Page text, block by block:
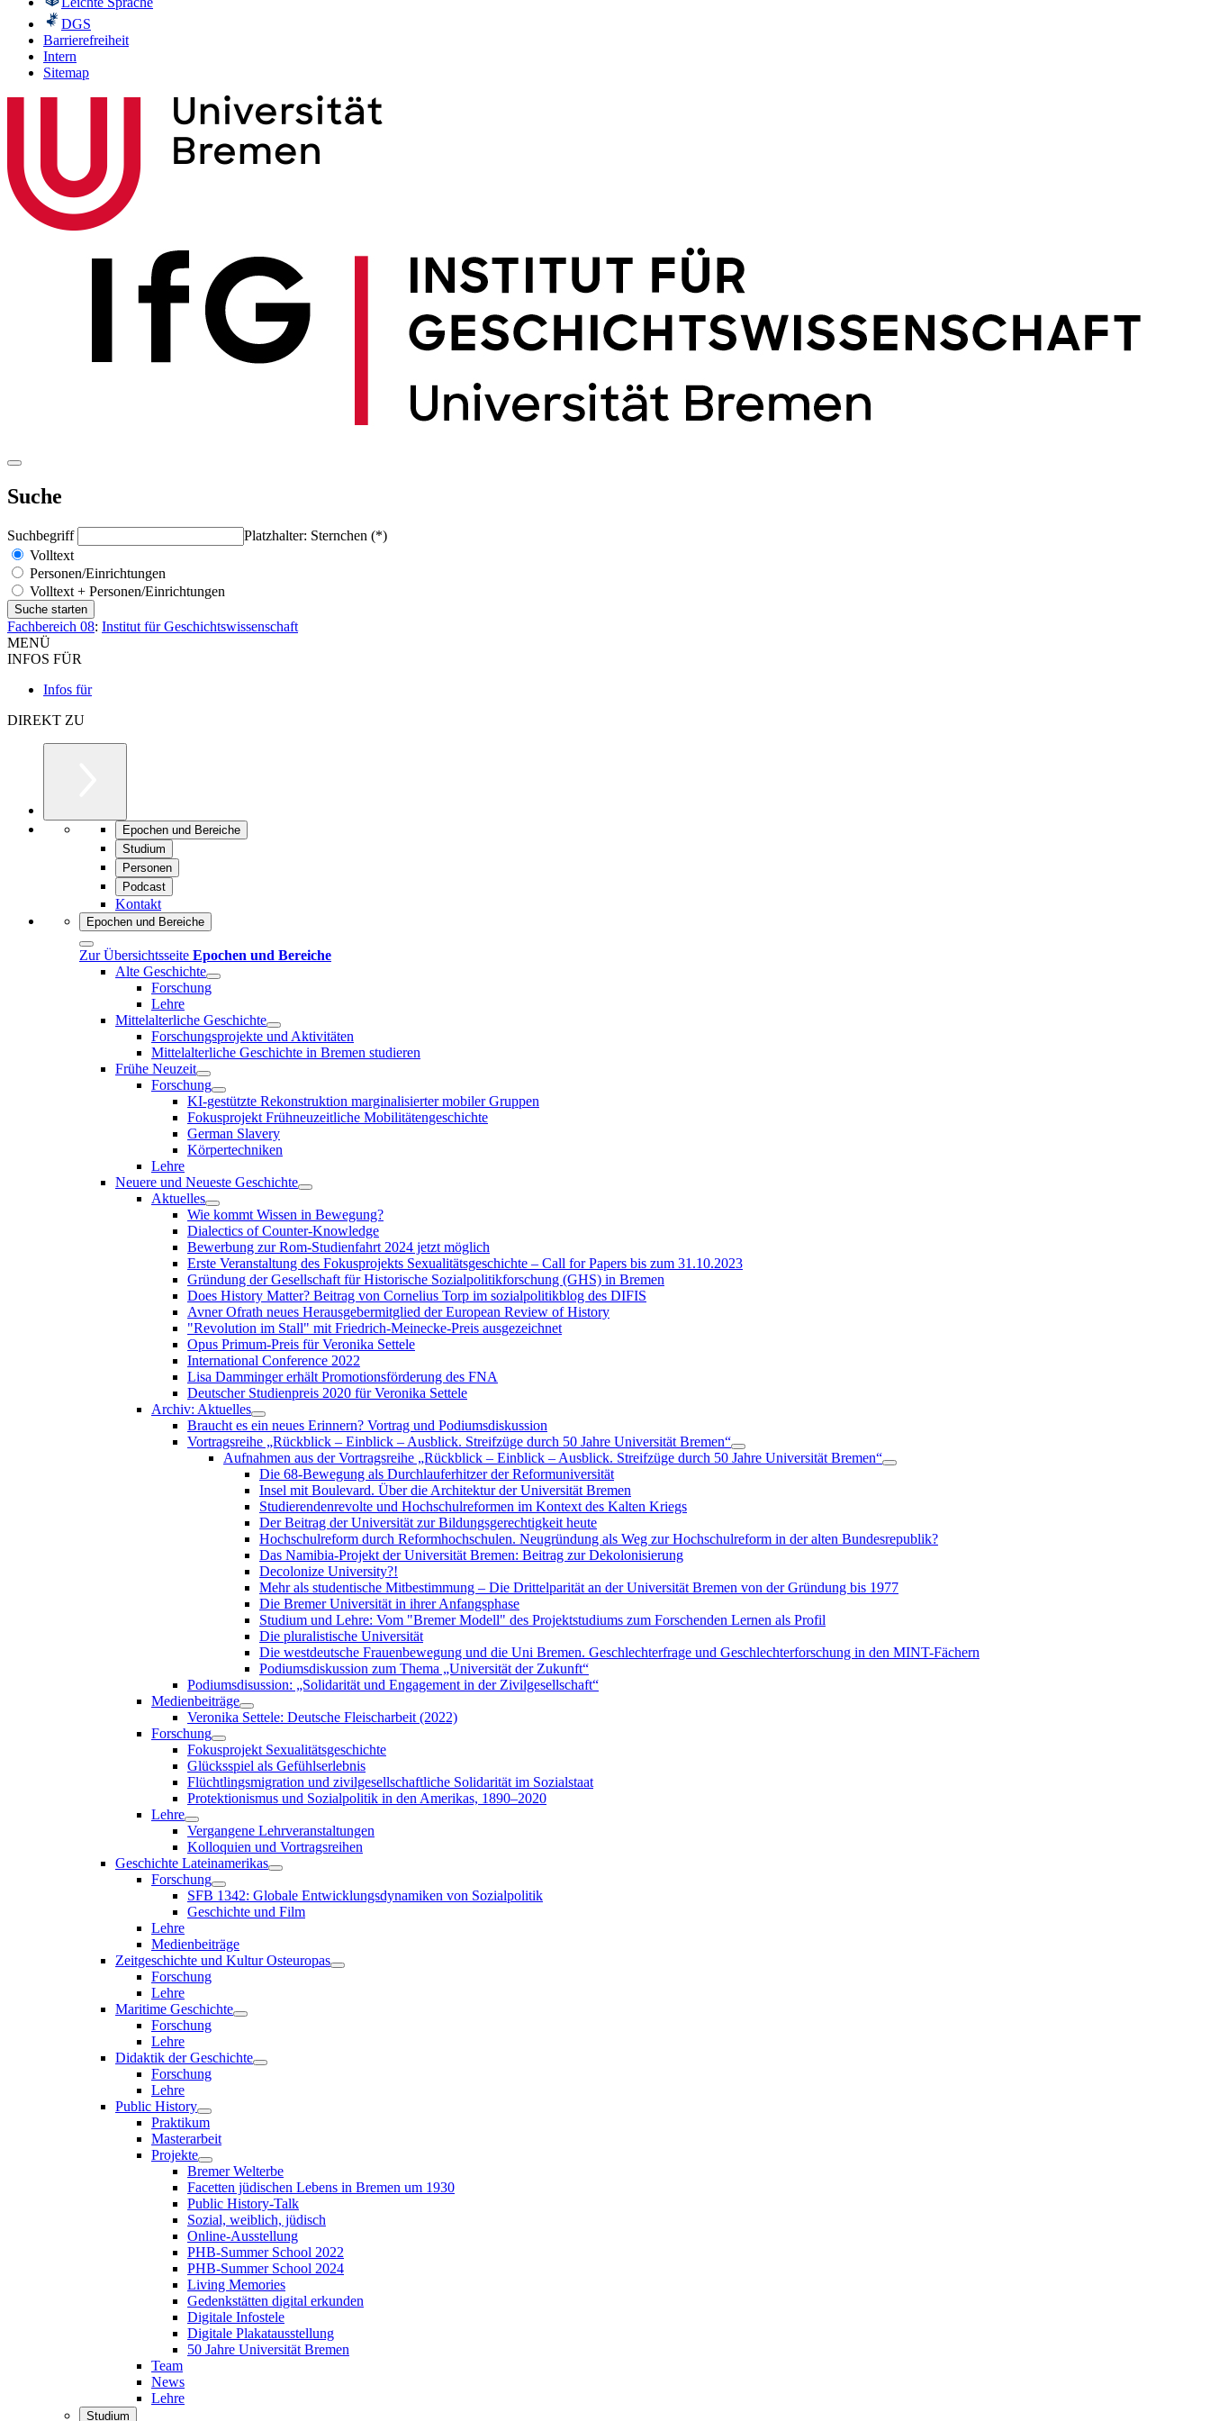
DGS
Barrierefreiheit
Intern
Sitemap
Suche
Suchbegriff
Platzhalter: Sternchen (*)
Volltext
Personen/Einrichtungen
Volltext + Personen/Einrichtungen
Fachbereich 08: Institut für Geschichtswissenschaft
MENÜ
INFOS FÜR
Infos für
DIREKT ZU
Epochen und Bereiche
Studium
Personen
Podcast
Kontakt
Epochen und Bereiche
Zur Übersichtsseite Epochen und Bereiche
Alte Geschichte
Forschung
Lehre
Mittelalterliche Geschichte
Forschungsprojekte und Aktivitäten
Mittelalterliche Geschichte in Bremen studieren
Frühe Neuzeit
Forschung
KI-gestützte Rekonstruktion marginalisierter mobiler Gruppen
Fokusprojekt Frühneuzeitliche Mobilitätengeschichte
German Slavery
Körpertechniken
Lehre
Neuere und Neueste Geschichte
Aktuelles
Wie kommt Wissen in Bewegung?
Dialectics of Counter-Knowledge
Bewerbung zur Rom-Studienfahrt 2024 jetzt möglich
Erste Veranstaltung des Fokusprojekts Sexualitätsgeschichte – Call for Papers bis zum 31.10.2023
Gründung der Gesellschaft für Historische Sozialpolitikforschung (GHS) in Bremen
Does History Matter? Beitrag von Cornelius Torp im sozialpolitikblog des DIFIS
Avner Ofrath neues Herausgebermitglied der European Review of History
"Revolution im Stall" mit Friedrich-Meinecke-Preis ausgezeichnet
Opus Primum-Preis für Veronika Settele
International Conference 2022
Lisa Damminger erhält Promotionsförderung des FNA
Deutscher Studienpreis 2020 für Veronika Settele
Archiv: Aktuelles
Braucht es ein neues Erinnern? Vortrag und Podiumsdiskussion
Vortragsreihe „Rückblick – Einblick – Ausblick. Streifzüge durch 50 Jahre Universität Bremen“
Aufnahmen aus der Vortragsreihe „Rückblick – Einblick – Ausblick. Streifzüge durch 50 Jahre Universität Bremen“
Die 68-Bewegung als Durchlauferhitzer der Reformuniversität
Insel mit Boulevard. Über die Architektur der Universität Bremen
Studierendenrevolte und Hochschulreformen im Kontext des Kalten Kriegs
Der Beitrag der Universität zur Bildungsgerechtigkeit heute
Hochschulreform durch Reformhochschulen. Neugründung als Weg zur Hochschulreform in der alten Bundesrepublik?
Das Namibia-Projekt der Universität Bremen: Beitrag zur Dekolonisierung
Decolonize University?!
Mehr als studentische Mitbestimmung – Die Drittelparität an der Universität Bremen von der Gründung bis 1977
Die Bremer Universität in ihrer Anfangsphase
Studium und Lehre: Vom "Bremer Modell" des Projektstudiums zum Forschenden Lernen als Profil
Die pluralistische Universität
Die westdeutsche Frauenbewegung und die Uni Bremen. Geschlechterfrage und Geschlechterforschung in den MINT-Fächern
Podiumsdiskussion zum Thema „Universität der Zukunft“
Podiumsdisussion: „Solidarität und Engagement in der Zivilgesellschaft“
Medienbeiträge
Veronika Settele: Deutsche Fleischarbeit (2022)
Forschung
Fokusprojekt Sexualitätsgeschichte
Glücksspiel als Gefühlserlebnis
Flüchtlingsmigration und zivilgesellschaftliche Solidarität im Sozialstaat
Protektionismus und Sozialpolitik in den Amerikas, 1890–2020
Lehre
Vergangene Lehrveranstaltungen
Kolloquien und Vortragsreihen
Geschichte Lateinamerikas
Forschung
SFB 1342: Globale Entwicklungsdynamiken von Sozialpolitik
Geschichte und Film
Lehre
Medienbeiträge
Zeitgeschichte und Kultur Osteuropas
Forschung
Lehre
Maritime Geschichte
Forschung
Lehre
Didaktik der Geschichte
Forschung
Lehre
Public History
Praktikum
Masterarbeit
Projekte
Bremer Welterbe
Facetten jüdischen Lebens in Bremen um 1930
Public History-Talk
Sozial, weiblich, jüdisch
Online-Ausstellung
PHB-Summer School 2022
PHB-Summer School 2024
Living Memories
Gedenkstätten digital erkunden
Digitale Infostele
Digitale Plakatausstellung
50 Jahre Universität Bremen
Team
News
Lehre
Studium